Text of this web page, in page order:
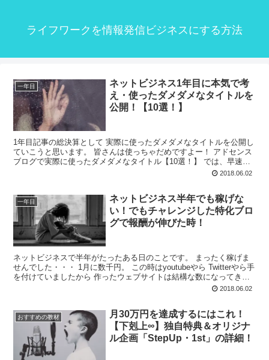
ライフワークを情報発信ビジネスにする方法
一年目
ネットビジネス1年目に本気で考
え・使ったダメダメなタイトルを
公開！【10選！】
1年目記事の総決算として 実際に使ったダメダメなタイトルを公開し
ていこうと思います。 皆さんは使っちゃだめですよー！ アドセンス
ブログで実際に使ったダメダメなタイトル【10選！】 では、早速で
2018.06.02
一年目
ネットビジネス半年でも稼げな
い！でもチャレンジした特化ブロ
グで報酬が伸びた時！
ネットビジネスで半年がたったある日のことです。 まったく稼げま
せんでした・・・ 1月に数千円。 この時はyoutubeやら Twitterやら手
を付けていましたから 作ったウェブサイトは結構な数になってきて
2018.06.02
おすすめの教材
月30万円を達成するにはこれ！
【下剋上∞】独自特典＆オリジナ
ル企画「StepUp・1st」の詳細！